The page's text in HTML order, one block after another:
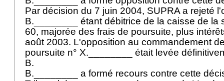
Par décision du 7 juin 2004, SUPRA a rejeté
B.________ étant débitrice de la caisse de la
60, majorée des frais de poursuite, plus
août 2003. L'opposition au commandement
poursuite n° X.________ était levée
B.
B.________ a formé recours contre cette